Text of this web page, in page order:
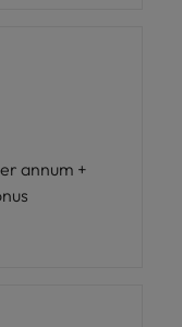
annum +